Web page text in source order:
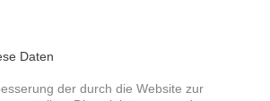
Daten
der durch die Website zur